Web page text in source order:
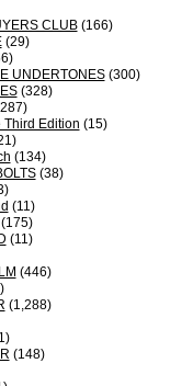
CLUB(166)
(29)
UNDERTONES(300)
(328)
Third Edition (15)
(134)
(38)
(11)
(11)
(446)
(1,288)
(148)